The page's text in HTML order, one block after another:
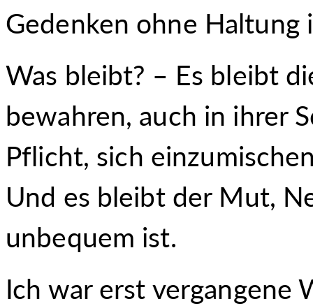
Gedenken ohne Haltung
Was bleibt? – Es bleibt
bewahren, auch in ihrer
Pflicht, sich
Und es bleibt der Mut,
unbequem ist.
Ich war erst vergangene